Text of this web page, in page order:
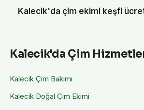
Kalecik'da çim ekimi keşfi
Kalecik'da Çim
Kalecik Çim Bakımı
Kalecik Doğal Çim Ekimi